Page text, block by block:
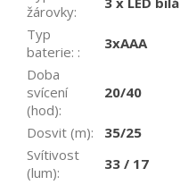
žárovky:
Typ
baterie: :
3xAAA
Doba
svícení
(hod):
20/40
Dosvit (m):
35/25
Svítivost
(lum):
33 / 17